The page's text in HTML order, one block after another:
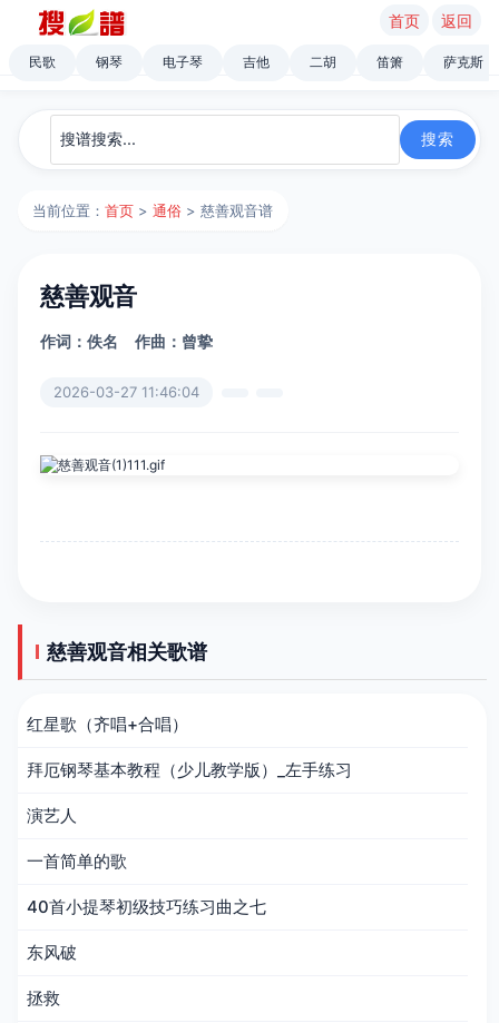
首页 返回
民歌 钢琴 电子琴 吉他 二胡 笛箫 萨克斯
当前位置：首页 >通俗 > 慈善观音谱
慈善观音
作词：佚名 作曲：曾挚
2026-03-27 11:46:04
慈善观音相关歌谱
红星歌（齐唱+合唱）
拜厄钢琴基本教程（少儿教学版）_左手练习
演艺人
一首简单的歌
40首小提琴初级技巧练习曲之七
东风破
拯救